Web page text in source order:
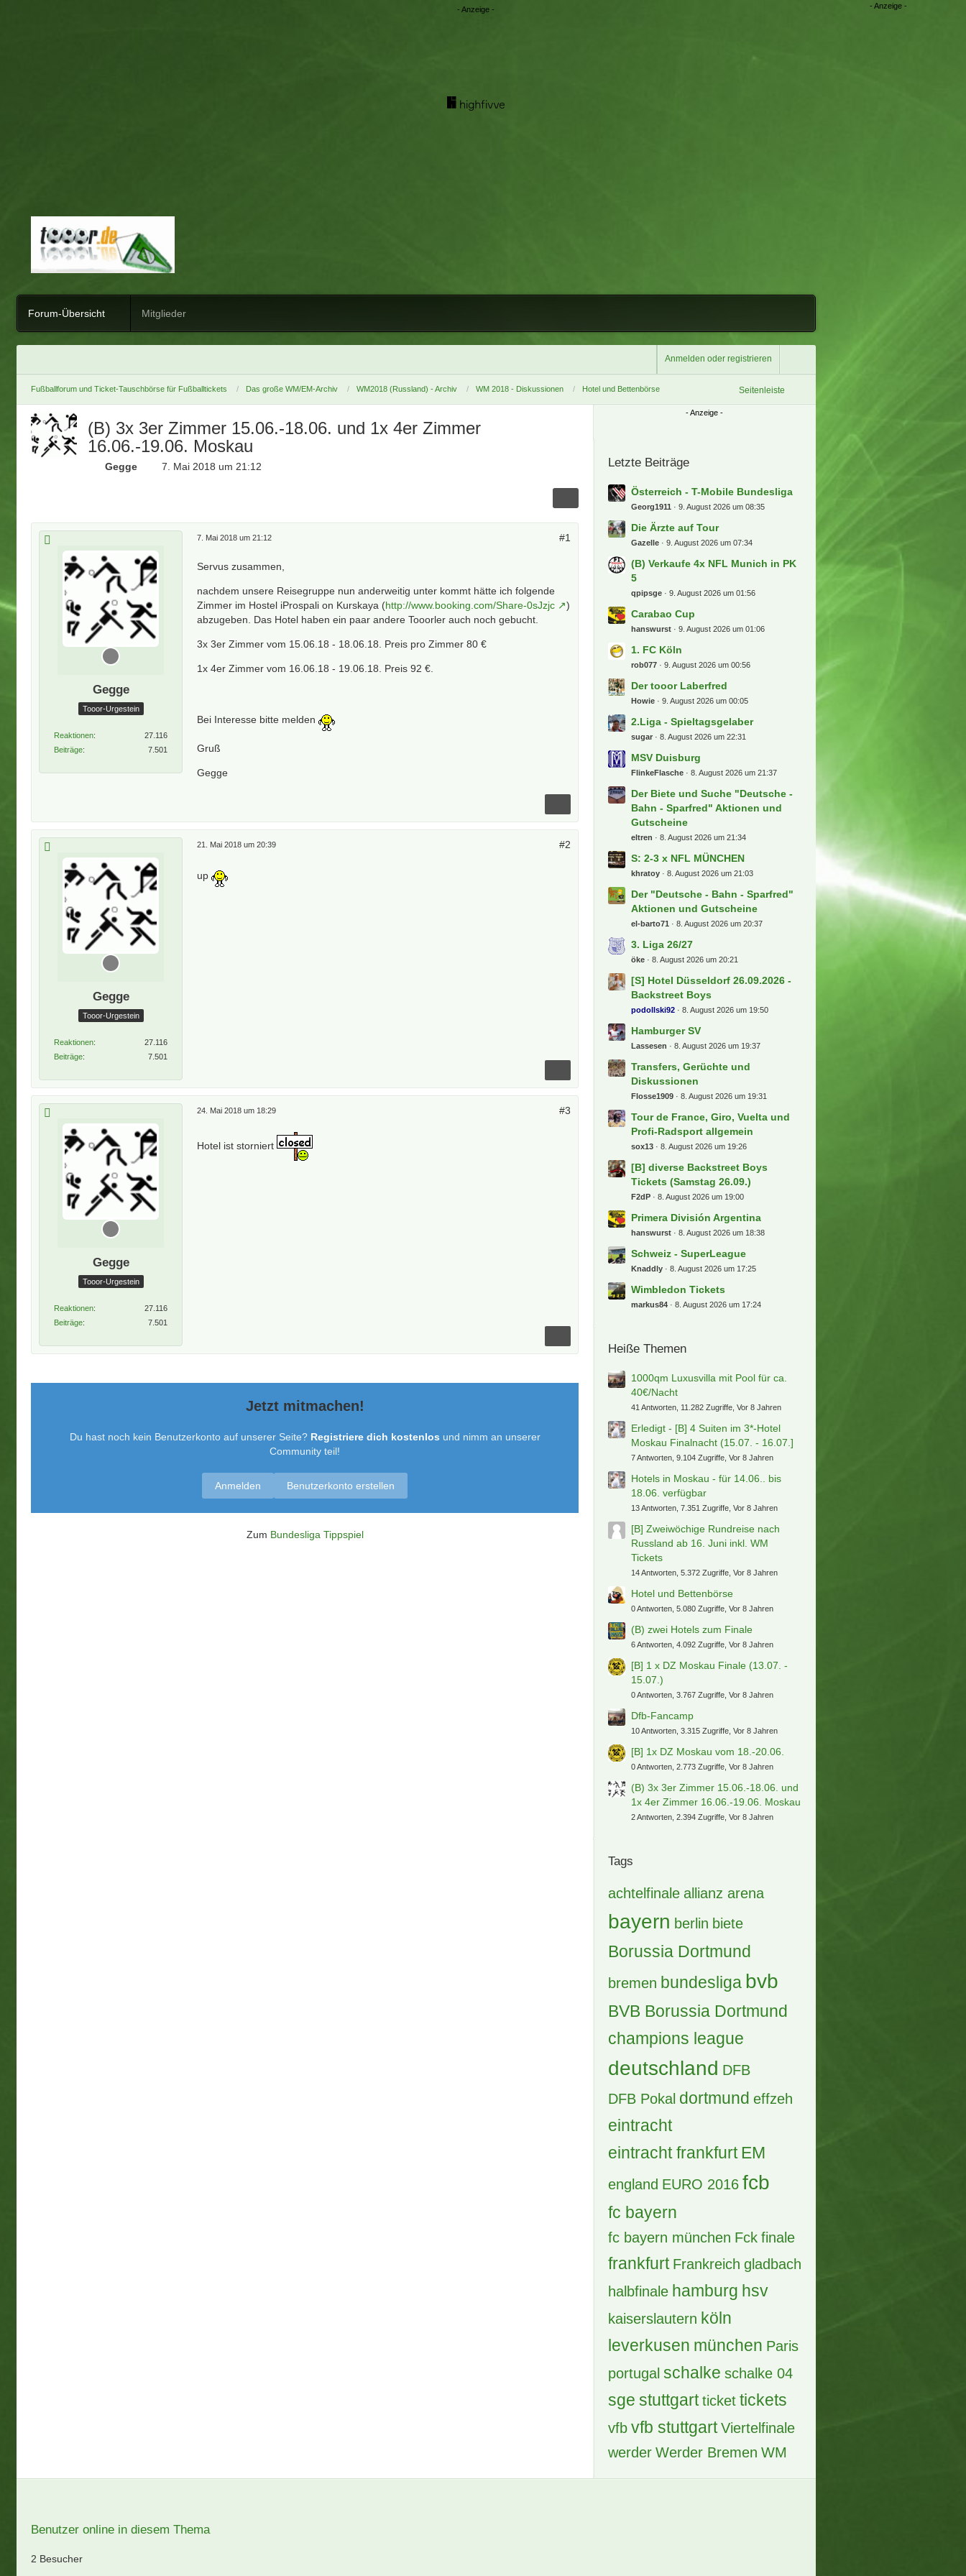
Forum-Übersicht Mitglieder
Anmelden oder registrieren
Fußballforum und Ticket-Tauschbörse für Fußballtickets Das große WM/EM-Archiv WM2018 (Russland) - Archiv WM 2018 - Diskussionen Hotel und Bettenbörse Seitenleiste
(B) 3x 3er Zimmer 15.06.-18.06. und 1x 4er Zimmer
16.06.-19.06. Moskau
Gegge 7. Mai 2018 um 21:12
Gegge
Tooor-Urgestein
Reaktionen
27.116
Beiträge
7.501
7. Mai 2018 um 21:12 #1
Servus zusammen,
nachdem unsere Reisegruppe nun anderweitig unter kommt hätte ich folgende
Zimmer im Hostel iProspali on Kurskaya (http://www.booking.com/Share-0sJzjc
)
abzugeben. Das Hotel haben ein paar andere Tooorler auch noch gebucht.
3x 3er Zimmer vom 15.06.18 - 18.06.18. Preis pro Zimmer 80 €
1x 4er Zimmer vom 16.06.18 - 19.06.18. Preis 92 €.
Bei Interesse bitte melden
Gruß
Gegge
Gegge
Tooor-Urgestein
Reaktionen
27.116
Beiträge
7.501
21. Mai 2018 um 20:39 #2
up
Gegge
Tooor-Urgestein
Reaktionen
27.116
Beiträge
7.501
24. Mai 2018 um 18:29 #3
Hotel ist storniert
Jetzt mitmachen!
Du hast noch kein Benutzerkonto auf unserer Seite? Registriere dich kostenlos und nimm an unserer
Community teil!
Benutzerkonto erstellen
Anmelden
Zum Bundesliga Tippspiel
Letzte Beiträge
Österreich - T-Mobile Bundesliga
Georg1911 9. August 2026 um 08:35
Die Ärzte auf Tour
Gazelle 9. August 2026 um 07:34
(B) Verkaufe 4x NFL Munich in PK
5
qpipsge 9. August 2026 um 01:56
Carabao Cup
hanswurst 9. August 2026 um 01:06
1. FC Köln
rob077 9. August 2026 um 00:56
Der tooor Laberfred
Howie 9. August 2026 um 00:05
2.Liga - Spieltagsgelaber
sugar 8. August 2026 um 22:31
MSV Duisburg
FlinkeFlasche 8. August 2026 um 21:37
Der Biete und Suche "Deutsche -
Bahn - Sparfred" Aktionen und
Gutscheine
eltren 8. August 2026 um 21:34
S: 2-3 x NFL MÜNCHEN
khratoy 8. August 2026 um 21:03
Der "Deutsche - Bahn - Sparfred"
Aktionen und Gutscheine
el-barto71 8. August 2026 um 20:37
3. Liga 26/27
öke 8. August 2026 um 20:21
[S] Hotel Düsseldorf 26.09.2026 -
Backstreet Boys
podollski92 8. August 2026 um 19:50
Hamburger SV
Lassesen 8. August 2026 um 19:37
Transfers, Gerüchte und
Diskussionen
Flosse1909 8. August 2026 um 19:31
Tour de France, Giro, Vuelta und
Profi-Radsport allgemein
sox13 8. August 2026 um 19:26
[B] diverse Backstreet Boys
Tickets (Samstag 26.09.)
F2dP 8. August 2026 um 19:00
Primera División Argentina
hanswurst 8. August 2026 um 18:38
Schweiz - SuperLeague
Knaddly 8. August 2026 um 17:25
Wimbledon Tickets
markus84 8. August 2026 um 17:24
Heiße Themen
1000qm Luxusvilla mit Pool für ca.
40€/Nacht
41 Antworten, 11.282 Zugriffe, Vor 8 Jahren
Erledigt - [B] 4 Suiten im 3*-Hotel
Moskau Finalnacht (15.07. - 16.07.]
7 Antworten, 9.104 Zugriffe, Vor 8 Jahren
Hotels in Moskau - für 14.06.. bis
18.06. verfügbar
13 Antworten, 7.351 Zugriffe, Vor 8 Jahren
[B] Zweiwöchige Rundreise nach
Russland ab 16. Juni inkl. WM
Tickets
14 Antworten, 5.372 Zugriffe, Vor 8 Jahren
Hotel und Bettenbörse
0 Antworten, 5.080 Zugriffe, Vor 8 Jahren
(B) zwei Hotels zum Finale
6 Antworten, 4.092 Zugriffe, Vor 8 Jahren
[B] 1 x DZ Moskau Finale (13.07. -
15.07.)
0 Antworten, 3.767 Zugriffe, Vor 8 Jahren
Dfb-Fancamp
10 Antworten, 3.315 Zugriffe, Vor 8 Jahren
[B] 1x DZ Moskau vom 18.-20.06.
0 Antworten, 2.773 Zugriffe, Vor 8 Jahren
(B) 3x 3er Zimmer 15.06.-18.06. und
1x 4er Zimmer 16.06.-19.06. Moskau
2 Antworten, 2.394 Zugriffe, Vor 8 Jahren
Tags
achtelfinale allianz arena
bayern berlin biete
Borussia Dortmund
bremen bundesliga bvb
BVB Borussia Dortmund
champions league
deutschland DFB
DFB Pokal dortmund effzeh
eintracht
eintracht frankfurt EM
england EURO 2016 fcb
fc bayern
fc bayern münchen Fck finale
frankfurt Frankreich gladbach
halbfinale hamburg hsv
kaiserslautern köln
leverkusen münchen Paris
portugal schalke schalke 04
sge stuttgart ticket tickets
vfb vfb stuttgart Viertelfinale
werder Werder Bremen WM
Benutzer online in diesem Thema
2 Besucher